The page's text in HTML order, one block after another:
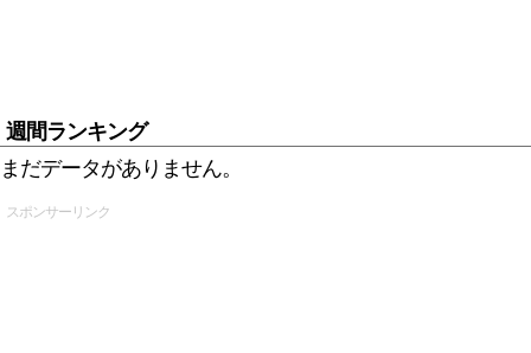
週間ランキング
まだデータがありません。
スポンサーリンク